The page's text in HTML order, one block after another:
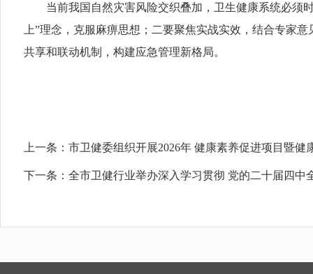
当前我国自然灾害风险交织叠加，卫生健康系统必须时
上”理念，克服麻痹思想；二要聚焦实战实效，结合专家
共享和联动机制，构建应急管理新格局。
上一条： 市卫健委组织开展2026年 健康素养促进项目暨健
下一条： 全市卫健行业举办深入学习贯彻 党的二十届四中